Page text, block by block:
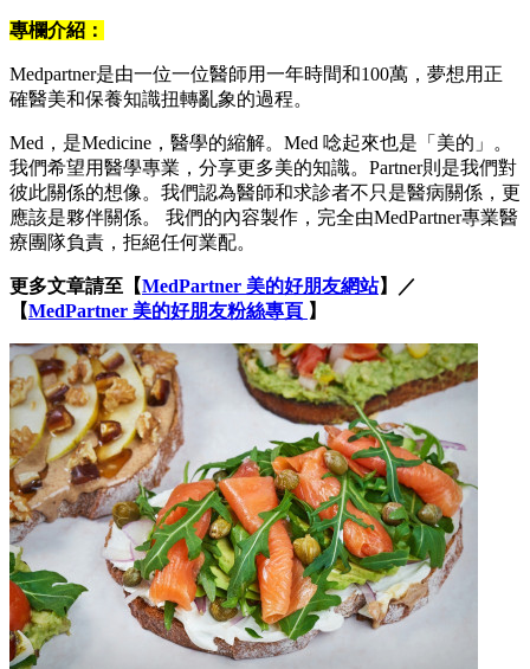
專欄介紹：
Medpartner是由一位一位醫師用一年時間和100萬，夢想用正
確醫美和保養知識扭轉亂象的過程。
Med，是Medicine，醫學的縮解。Med 唸起來也是「美的」。
我們希望用醫學專業，分享更多美的知識。Partner則是我們對
彼此關係的想像。我們認為醫師和求診者不只是醫病關係，更
應該是夥伴關係。 我們的內容製作，完全由MedPartner專業醫
療團隊負責，拒絕任何業配。
更多文章請至【MedPartner 美的好朋友網站】／
【MedPartner 美的好朋友粉絲專頁 】